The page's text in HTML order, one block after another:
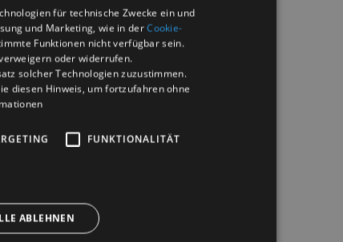
für technische Zwecke ein und
und Marketing, wie in derCookie-
Funktionen nicht verfügbar sein.
oder widerrufen.
solcher Technologien zuzustimmen.
diesen Hinweis, um fortzufahren ohne
FUNKTIONALITÄT
ABLEHNEN